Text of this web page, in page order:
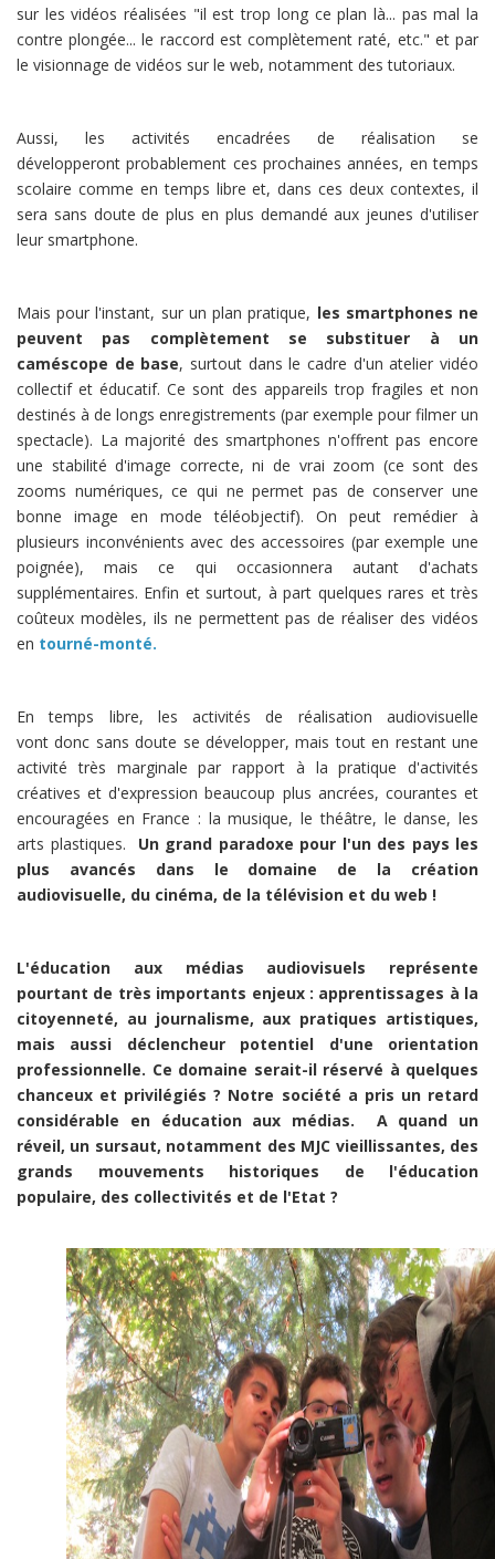
sur les vidéos réalisées "il est trop long ce plan là... pas mal la
contre plongée... le raccord est complètement raté, etc." et par
le visionnage de vidéos sur le web, notamment des tutoriaux.
Aussi, les activités encadrées de réalisation se
développeront probablement ces prochaines années, en temps
scolaire comme en temps libre et, dans ces deux contextes, il
sera sans doute de plus en plus demandé aux jeunes d'utiliser
leur smartphone.
Mais pour l'instant, sur un plan pratique, les smartphones ne
peuvent pas complètement se substituer à un
caméscope de base, surtout dans le cadre d'un atelier vidéo
collectif et éducatif. Ce sont des appareils trop fragiles et non
destinés à de longs enregistrements (par exemple pour filmer un
spectacle). La majorité des smartphones n'offrent pas encore
une stabilité d'image correcte, ni de vrai zoom (ce sont des
zooms numériques, ce qui ne permet pas de conserver une
bonne image en mode téléobjectif). On peut remédier à
plusieurs inconvénients avec des accessoires (par exemple une
poignée), mais ce qui occasionnera autant d'achats
supplémentaires. Enfin et surtout, à part quelques rares et très
coûteux modèles, ils ne permettent pas de réaliser des vidéos
en tourné-monté.
En temps libre, les activités de réalisation audiovisuelle
vont donc sans doute se développer, mais tout en restant une
activité très marginale par rapport à la pratique d'activités
créatives et d'expression beaucoup plus ancrées, courantes et
encouragées en France : la musique, le théâtre, le danse, les
arts plastiques. Un grand paradoxe pour l'un des pays les
plus avancés dans le domaine de la création
audiovisuelle, du cinéma, de la télévision et du web !
L'éducation aux médias audiovisuels représente
pourtant de très importants enjeux : apprentissages à la
citoyenneté, au journalisme, aux pratiques artistiques,
mais aussi déclencheur potentiel d'une orientation
professionnelle. Ce domaine serait-il réservé à quelques
chanceux et privilégiés ? Notre société a pris un retard
considérable en éducation aux médias. A quand un
réveil, un sursaut, notamment des MJC vieillissantes, des
grands mouvements historiques de l'éducation
populaire, des collectivités et de l'Etat ?